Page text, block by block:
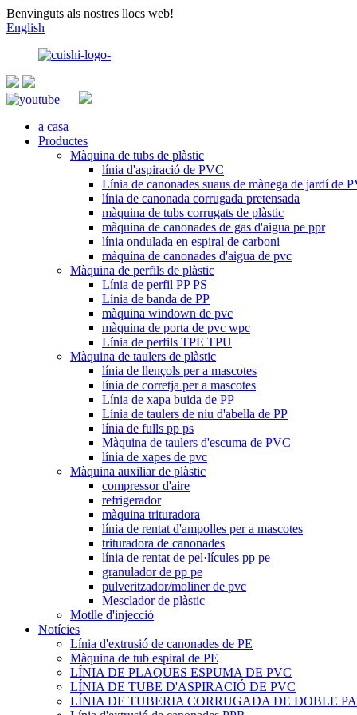
Benvinguts als nostres llocs web!
English
a casa
Productes
Màquina de tubs de plàstic
línia d'aspiració de PVC
Línia de canonades suaus de mànega de jardí de
línia de canonada corrugada pretensada
màquina de tubs corrugats de plàstic
màquina de canonades de gas d'aigua pe ppr
línia ondulada en espiral de carboni
màquina de canonades d'aigua de pvc
Màquina de perfils de plàstic
Línia de perfil PP PS
Línia de banda de PP
màquina windown de pvc
màquina de porta de pvc wpc
Línia de perfils TPE TPU
Màquina de taulers de plàstic
línia de llençols per a mascotes
línia de corretja per a mascotes
Línia de xapa buida de PP
Línia de taulers de niu d'abella de PP
línia de fulls pp ps
Màquina de taulers d'escuma de PVC
línia de xapes de pvc
Màquina auxiliar de plàstic
compressor d'aire
refrigerador
màquina trituradora
línia de rentat d'ampolles per a mascotes
trituradora de canonades
línia de rentat de pel·lícules pp pe
granulador de pp pe
pulveritzador/moliner de pvc
Mesclador de plàstic
Motlle d'injecció
Notícies
Línia d'extrusió de canonades de PE
Màquina de tub espiral de PE
LÍNIA DE PLAQUES ESPUMA DE PVC
LÍNIA DE TUBE D'ASPIRACIÓ DE PVC
LÍNIA DE TUBERIA CORRUGADA DE DOBLE